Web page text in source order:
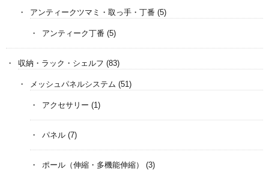
アンティークツマミ・取っ手・丁番 (5)
アンティーク丁番 (5)
収納・ラック・シェルフ (83)
メッシュパネルシステム (51)
アクセサリー (1)
パネル (7)
ポール（伸縮・多機能伸縮） (3)